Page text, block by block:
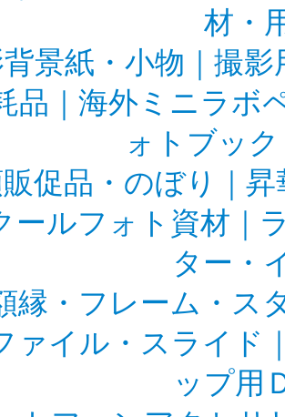
材・
景紙・小物
撮影
品
海外ミニラボ
ォトブッ
促品・のぼり
昇
ールフォト資材
ター・
縁・フレーム・ス
ァイル・スライド
ップ用